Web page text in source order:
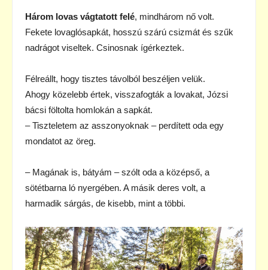
Három lovas vágtatott felé, mindhárom nő volt.
Fekete lovaglósapkát, hosszú szárú csizmát és szűk
nadrágot viseltek. Csinosnak ígérkeztek.
Félreállt, hogy tisztes távolból beszéljen velük.
Ahogy közelebb értek, visszafogták a lovakat, Józsi
bácsi föltolta homlokán a sapkát.
– Tiszteletem az asszonyoknak – perdített oda egy
mondatot az öreg.
– Magának is, bátyám – szólt oda a középső, a
sötétbarna ló nyergében. A másik deres volt, a
harmadik sárgás, de kisebb, mint a többi.